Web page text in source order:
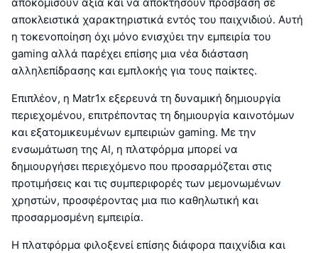
αποκλειστικά χαρακτηριστικά εντός του παιχνιδιού. Αυτή
η τοκενοποίηση όχι μόνο ενισχύει την εμπειρία του
gaming αλλά παρέχει επίσης μια νέα διάσταση
αλληλεπίδρασης και εμπλοκής για τους παίκτες.
Επιπλέον, η Matr1x εξερευνά τη δυναμική δημιουργία
περιεχομένου, επιτρέποντας τη δημιουργία καινοτόμων
και εξατομικευμένων εμπειριών gaming. Με την
ενσωμάτωση της AI, η πλατφόρμα μπορεί να
δημιουργήσει περιεχόμενο που προσαρμόζεται στις
προτιμήσεις και τις συμπεριφορές των μεμονωμένων
χρηστών, προσφέροντας μια πιο καθηλωτική και
προσαρμοσμένη εμπειρία.
Η πλατφόρμα φιλοξενεί επίσης διάφορα παιχνίδια και